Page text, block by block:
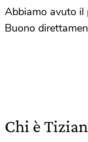
Abbiamo avuto il
Buono
Chi è